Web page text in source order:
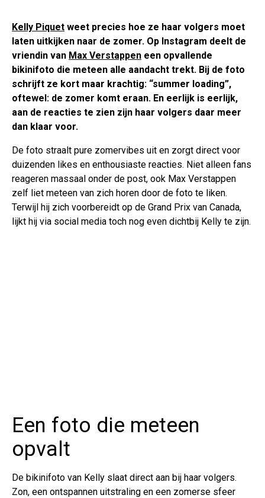
Kelly Piquet weet precies hoe ze haar volgers moet
laten uitkijken naar de zomer. Op Instagram deelt de
vriendin van Max Verstappen een opvallende
bikinifoto die meteen alle aandacht trekt. Bij de foto
schrijft ze kort maar krachtig: “summer loading”,
oftewel: de zomer komt eraan. En eerlijk is eerlijk,
aan de reacties te zien zijn haar volgers daar meer
dan klaar voor.
De foto straalt pure zomervibes uit en zorgt direct voor
duizenden likes en enthousiaste reacties. Niet alleen fans
reageren massaal onder de post, ook Max Verstappen
zelf liet meteen van zich horen door de foto te liken.
Terwijl hij zich voorbereidt op de Grand Prix van Canada,
lijkt hij via social media toch nog even dichtbij Kelly te zijn.
Een foto die meteen
opvalt
De bikinifoto van Kelly slaat direct aan bij haar volgers.
Zon, een ontspannen uitstraling en een zomerse sfeer